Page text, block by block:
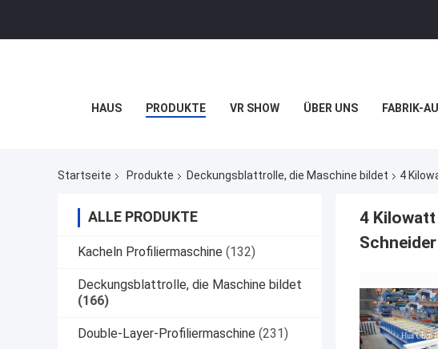
HAUS PRODUKTE VR SHOW ÜBER UNS FABRIK-
Startseite Produkte Deckungsblattrolle, die Maschine bildet 4
ALLE PRODUKTE
Kacheln Profiliermaschine (132)
Deckungsblattrolle, die Maschine bildet
(166)
Double-Layer-Profiliermaschine (231)
4